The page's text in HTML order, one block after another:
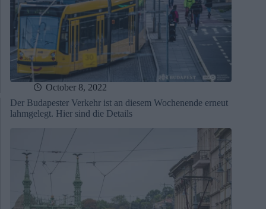
October 8, 2022
Der Budapester Verkehr ist an diesem Wochenende erneut
lahmgelegt. Hier sind die Details